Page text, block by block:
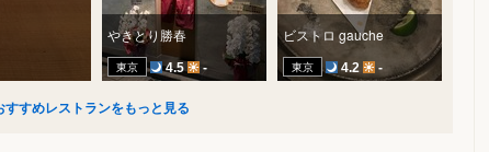
やきとり勝春
東京 4.5 -
ビストロ gauche
東京 4.2 -
すすめレストランをもっと見る